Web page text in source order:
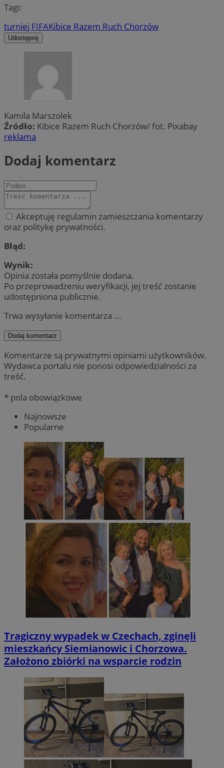
Tagi:
turniej FIFAKibice Razem Ruch Chorzów
Udostępnij
Kamila Marszolek
Źródło: Kibice Razem Ruch Chorzów/ fot. Pixabay
reklama
Dodaj komentarz
Akceptuję regulamin zamieszczania komentarzy
oraz politykę prywatności.
Błąd:
Wynik:
Opinia została pomyślnie dodana.
Po przeprowadzeniu weryfikacji, jej treść zostanie
udostępniona publicznie.
Trwa wysyłanie komentarza ...
Dodaj komentarz
Komentarze są prywatnymi opiniami użytkowników.
Wydawca portalu nie ponosi odpowiedzialności za
treść.
* pola obowiązkowe
Najnowsze
Popularne
Tragiczny wypadek w Czechach, zginęli
mieszkańcy Siemianowic i Chorzowa.
Założono zbiórki na wsparcie rodzin